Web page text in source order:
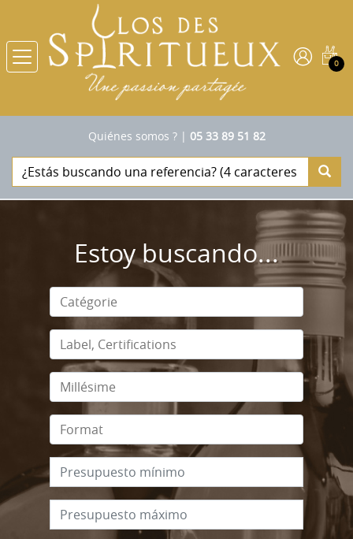
0
Quiénes somos ?| 05 33 89 51 82
Estoy buscando...